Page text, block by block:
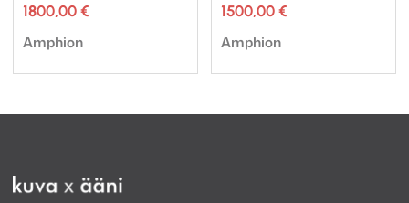
1800,00 €
Tuotemerkki:
Amphion
1500,00 €
Tuotemerkki:
Amphion